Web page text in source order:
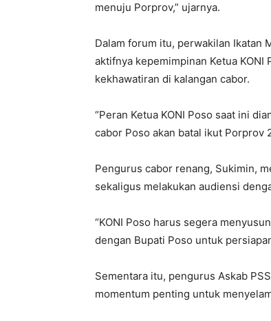
menuju Porprov,” ujarnya.
Dalam forum itu, perwakilan Ikatan
aktifnya kepemimpinan Ketua
kekhawatiran di kalangan cabor.
“Peran Ketua KONI Poso saat ini
cabor Poso akan batal ikut Porprov
Pengurus cabor renang, Sukimin,
sekaligus melakukan audiensi
“KONI Poso harus segera
dengan Bupati Poso untuk
Sementara itu, pengurus Askab
momentum penting untuk